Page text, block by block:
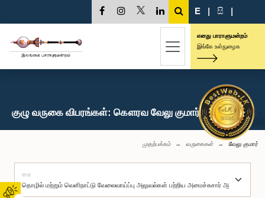
E | සි |
எனது பாராளுமன்றம்
இங்கே உள்நுழைக
குழு வருகை விபரங்கள்: கௌரவ வேலு குமார், பா.உ.
முதற்பக்கம் வருகைகள் வேலு குமார்
குழு